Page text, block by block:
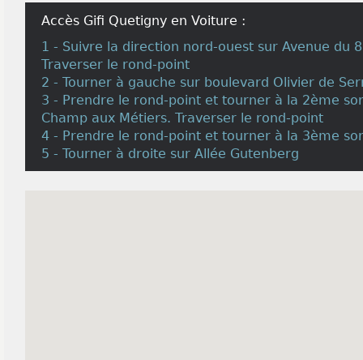
Accès Gifi Quetigny en Voiture :
1 - Suivre la direction nord-ouest sur Avenue du
Traverser le rond-point
2 - Tourner à gauche sur boulevard Olivier de
3 - Prendre le rond-point et tourner à la 2ème
Champ aux Métiers. Traverser le rond-point
4 - Prendre le rond-point et tourner à la 3ème
5 - Tourner à droite sur Allée Gutenberg